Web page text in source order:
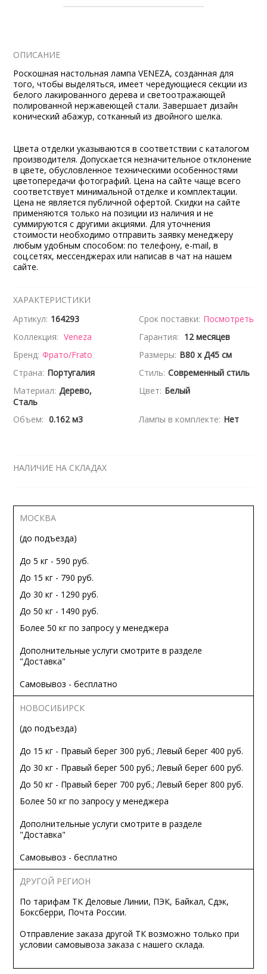
ОПИСАНИЕ
Роскошная настольная лампа VENEZA, созданная для
того, чтобы выделяться, имеет чередующиеся секции из
белого лакированного дерева и светоотражающей
полированной нержавеющей стали. Завершает дизайн
конический абажур, сотканный из двойного шелка.
Цвета отделки указываются в соответствии с каталогом
производителя. Допускается незначительное отклонение
в цвете, обусловленное техническими особенностями
цветопередачи фотографий. Цена на сайте чаще всего
соответствует минимальной отделке и комплектации.
Цена не является публичной офертой. Скидки на сайте
применяются только на позиции из наличия и не
суммируются с другими акциями. Для уточнения
стоимости необходимо отправить заявку менеджеру
любым удобным способом: по телефону, e-mail, в
соц.сетях, мессенджерах или написав в чат на нашем
сайте.
ХАРАКТЕРИСТИКИ
Артикул: 164293 Срок поставки: Посмотреть
Коллекция: Veneza Гарантия: 12 месяцев
Бренд: Фрато/Frato Размеры: В80 x Д45 см
Страна: Португалия Стиль: Современный стиль
Материал: Дерево,
Сталь
Цвет: Белый
Объем: 0.162 м3 Лампы в комплекте: Нет
НАЛИЧИЕ НА СКЛАДАХ
МОСКВА
(до подъезда)
До 5 кг - 590 руб.
До 15 кг - 790 руб.
До 30 кг - 1290 руб.
До 50 кг - 1490 руб.
Более 50 кг по запросу у менеджера
Дополнительные услуги смотрите в разделе
"Доставка"
Самовывоз - бесплатно
НОВОСИБИРСК
(до подъезда)
До 15 кг - Правый берег 300 руб.; Левый берег 400 руб.
До 30 кг - Правый берег 500 руб.; Левый берег 600 руб.
До 50 кг - Правый берег 700 руб.; Левый берег 800 руб.
Более 50 кг по запросу у менеджера
Дополнительные услуги смотрите в разделе
"Доставка"
Самовывоз - бесплатно
ДРУГОЙ РЕГИОН
По тарифам ТК Деловые Линии, ПЭК, Байкал, Сдэк,
Боксберри, Почта России.
Отправление заказа другой ТК возможно только при
условии самовывоза заказа с нашего склада.